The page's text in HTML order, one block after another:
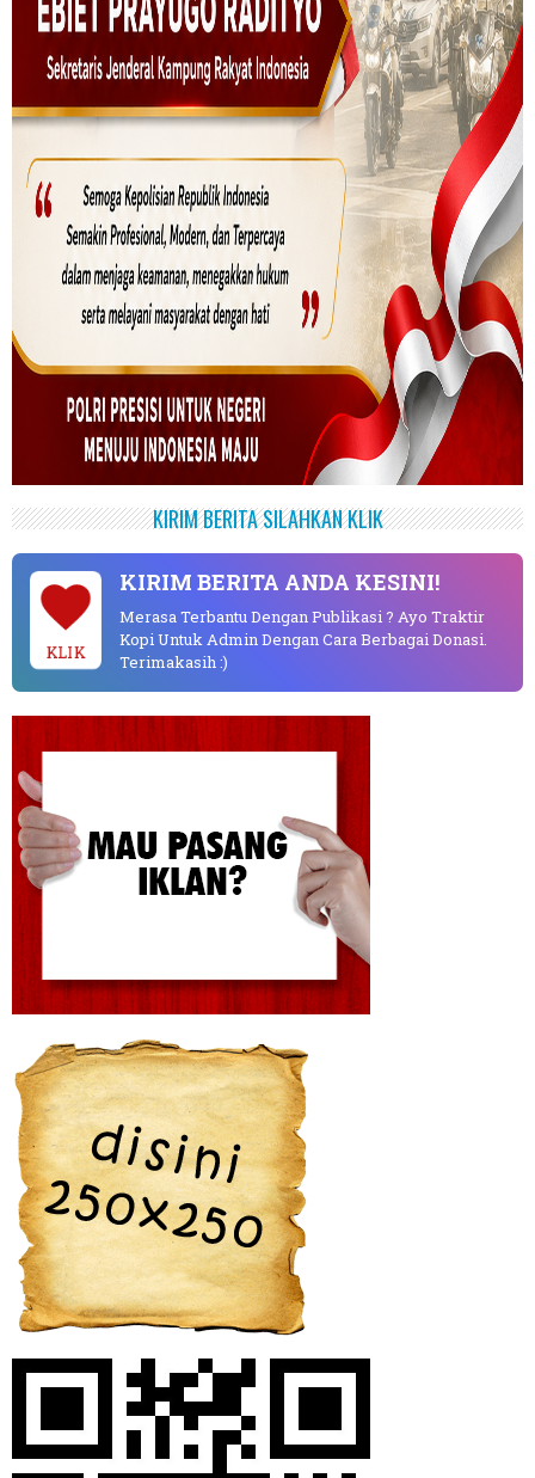
KIRIM BERITA SILAHKAN KLIK
KLIK
KIRIM BERITA ANDA KESINI!
Merasa Terbantu Dengan Publikasi ? Ayo Traktir
Kopi Untuk Admin Dengan Cara Berbagai Donasi.
Terimakasih :)